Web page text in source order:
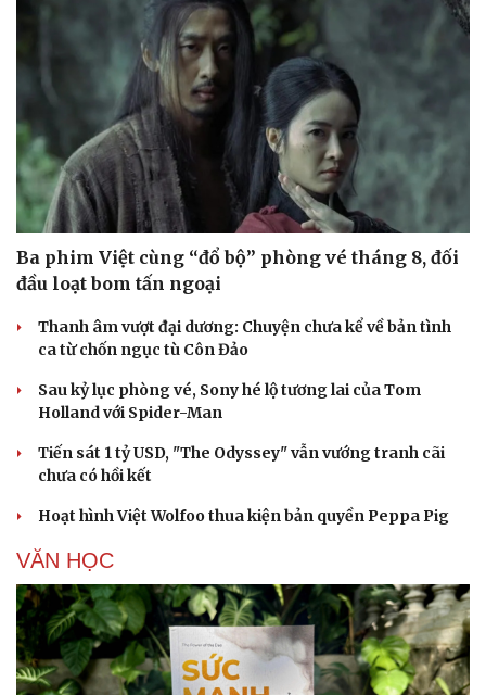
Du lịch
Tư vấn
Săn Tour
Câu chuyện thời sự
Đọc truyện đêm khuya
Kể chuyện cho bé
Ba phim Việt cùng “đổ bộ” phòng vé tháng 8, đối
đầu loạt bom tấn ngoại
Thanh âm vượt đại dương: Chuyện chưa kể về bản tình
ca từ chốn ngục tù Côn Đảo
Sau kỷ lục phòng vé, Sony hé lộ tương lai của Tom
Holland với Spider-Man
Tiến sát 1 tỷ USD, "The Odyssey" vẫn vướng tranh cãi
chưa có hồi kết
Hoạt hình Việt Wolfoo thua kiện bản quyền Peppa Pig
VĂN HỌC